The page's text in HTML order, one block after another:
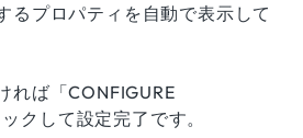
るプロパティを自動で表示して
れば「CONFIGURE
クして設定完了です。